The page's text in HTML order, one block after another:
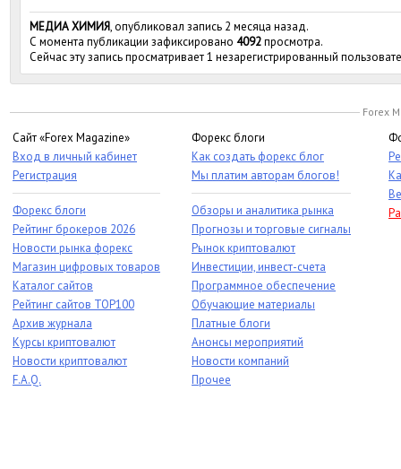
МЕДИА ХИМИЯ, опубликовал запись 2 месяца назад.
С момента публикации зафиксировано 4092просмотра.
Сейчас эту запись просматривает 1 незарегистрированный
Forex
Сайт «Forex Magazine»
Вход в личный кабинет
Регистрация
Форекс блоги
Рейтинг брокеров 2026
Новости рынка форекс
Магазин цифровых товаров
Каталог сайтов
Рейтинг сайтов TOP100
Архив журнала
Курсы криптовалют
Новости криптовалют
F.A.Q.
Форекс блоги
Как создать форекс блог
Мы платим авторам блогов!
Обзоры и аналитика рынка
Прогнозы и торговые сигналы
Рынок криптовалют
Инвестиции, инвест-счета
Программное обеспечение
Обучающие материалы
Платные блоги
Анонсы мероприятий
Новости компаний
Прочее